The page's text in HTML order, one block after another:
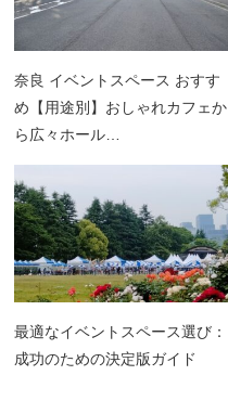
奈良 イベントスペース おすす
め【用途別】おしゃれカフェか
ら広々ホール…
最適なイベントスペース選び：
成功のための決定版ガイド